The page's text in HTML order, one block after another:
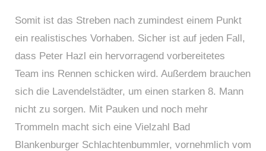
Somit ist das Streben nach zumindest einem Punkt
ein realistisches Vorhaben. Sicher ist auf jeden Fall,
dass Peter Hazl ein hervorragend vorbereitetes
Team ins Rennen schicken wird. Außerdem brauchen
sich die Lavendelstädter, um einen starken 8. Mann
nicht zu sorgen. Mit Pauken und noch mehr
Trommeln macht sich eine Vielzahl Bad
Blankenburger Schlachtenbummler, vornehmlich vom